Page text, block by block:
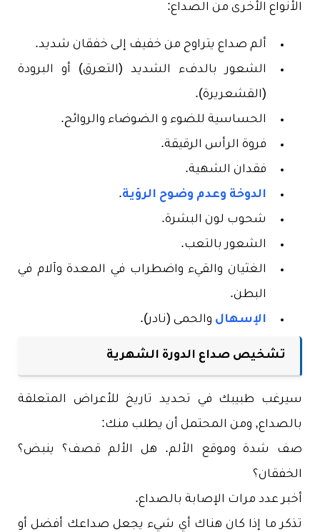
الأنواع الأخرى من الصداع:
ألم صداع يتراوح من خفيف إلى خفقان شديد.
الشعور بالدفء الشديد (التعرق) أو البرودة
(القشعريرة).
الحساسية للضوء و الضوضاء والروائح.
فروة الرأس الرقيقة.
فقدان الشهية.
الدوخة وعدم وضوح الرؤية.
شحوب لون البشرة.
الشعور بالتعب.
الغثيان والقيء واضطراب في المعدة وآلام في
البطن.
الإسهال والحمى (نادر).
تشخيص صداع الدورة الشهرية
سيرغب طبيبك في تحديد تاريخ للأعراض المتعلقة
بالصداع, ومن المحتمل أن يطلب منك:
صف شدة وموقع الألم. هل الألم قصف؟ ينبض؟
الخفقان؟
أخبر عدد مرات الإصابة بالصداع.
تذكر ما إذا كان هناك أي شيء يجعل صداعك أفضل أو